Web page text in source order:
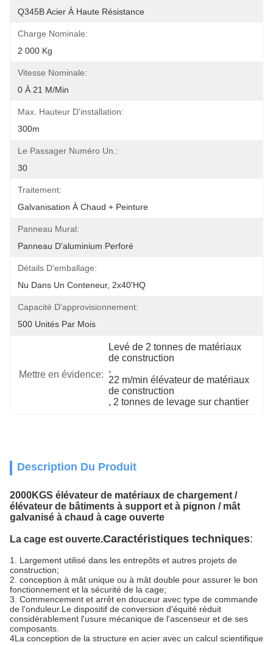
Q345B Acier À Haute Résistance
Charge Nominale:
2 000 Kg
Vitesse Nominale:
0 À 21 M/min
Max. Hauteur D'installation:
300m
Le Passager Numéro Un.:
30
Traitement:
Galvanisation À Chaud + Peinture
Panneau Mural:
Panneau D'aluminium Perforé
Détails D'emballage:
Nu Dans Un Conteneur, 2x40'HQ
Capacité D'approvisionnement:
500 Unités Par Mois
Mettre en évidence:
Levé de 2 tonnes de matériaux
de construction
,
22 m/min élévateur de matériaux
de construction
, 2 tonnes de levage sur chantier
Description Du Produit
2000KGS élévateur de matériaux de chargement /
élévateur de bâtiments à support et à pignon / mât
galvanisé à chaud à cage ouverte
La cage est ouverte.Caractéristiques techniques:
1. Largement utilisé dans les entrepôts et autres projets de
construction;
2. conception à mât unique ou à mât double pour assurer le bon
fonctionnement et la sécurité de la cage;
3. Commencement et arrêt en douceur avec type de commande
de l'onduleur. Le dispositif de conversion d'équité réduit
considérablement l'usure mécanique de l'ascenseur et de ses
composants.
4La conception de la structure en acier avec un calcul scientifique